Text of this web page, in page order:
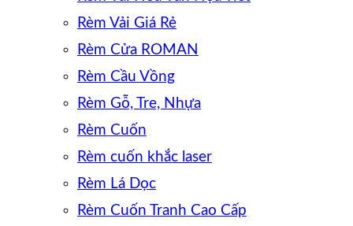
Rèm Vải Giá Rẻ
Rèm Cửa ROMAN
Rèm Cầu Vồng
Rèm Gỗ, Tre, Nhựa
Rèm Cuốn
Rèm cuốn khắc laser
Rèm Lá Dọc
Rèm Cuốn Tranh Cao Cấp